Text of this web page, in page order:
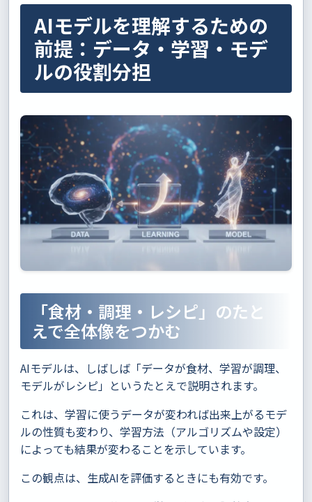
AIモデルを理解するための
前提：データ・学習・モデ
ルの役割分担
「食材・調理・レシピ」のたと
えで全体像をつかむ
AIモデルは、しばしば「データが食材、学習が調理、
モデルがレシピ」というたとえで説明されます。
これは、学習に使うデータが変われば出来上がるモデ
ルの性質も変わり、学習方法（アルゴリズムや設定）
によっても結果が変わることを示しています。
この観点は、生成AIを評価するときにも有効です。